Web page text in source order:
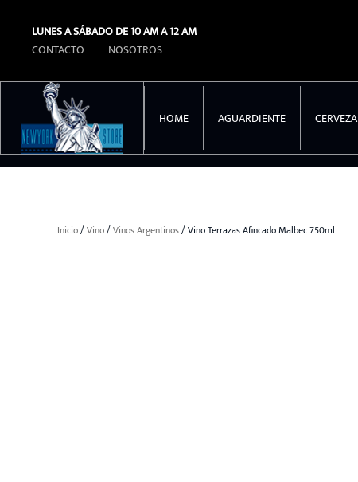
Ir al contenido principal
LUNES A SÁBADO DE 10 AM A 12 AM
CONTACTO
NOSOTROS
HOME AGUARDIENTE CERVEZA
Inicio/Vino/Vinos Argentinos/ Vino Terrazas Afincado Malbec 750ml